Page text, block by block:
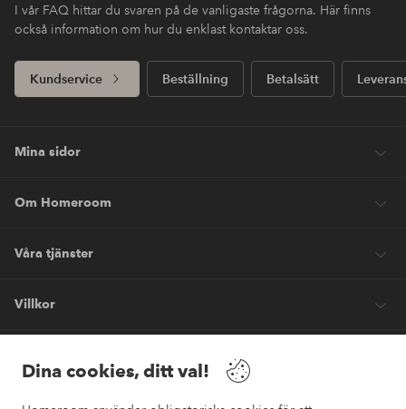
Dina cookies, ditt val!
I vår FAQ hittar du svaren på de vanligaste frågorna. Här finns
också information om hur du enklast kontaktar oss.
Kundservice Beställning Betalsätt
Mina sidor
Om Homeroom
Våra tjänster
Villkor